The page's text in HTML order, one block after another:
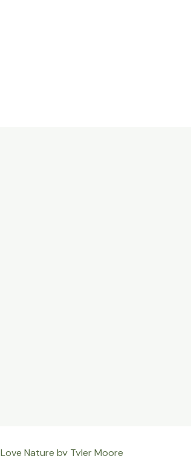
Love Nature by Tyler Moore